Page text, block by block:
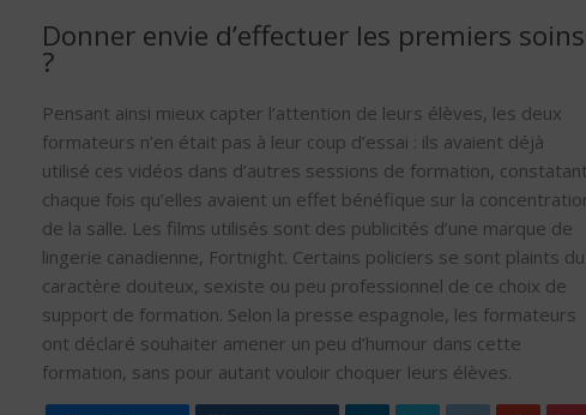
Donner envie d’effectuer les premiers soins
?
Pensant ainsi mieux capter l’attention de leurs élèves, les deux
formateurs n’en était pas à leur coup d’essai : ils avaient déjà
utilisé ces vidéos dans d’autres sessions de formation,
chaque fois qu’elles avaient un effet bénéfique sur la
de la salle. Les films utilisés sont des publicités d’une marque de
lingerie canadienne, Fortnight. Certains policiers se sont plaints du
caractère douteux, sexiste ou peu professionnel de ce choix de
support de formation. Selon la presse espagnole, les formateurs
ont déclaré souhaiter amener un peu d’humour dans cette
formation, sans pour autant vouloir choquer leurs élèves.